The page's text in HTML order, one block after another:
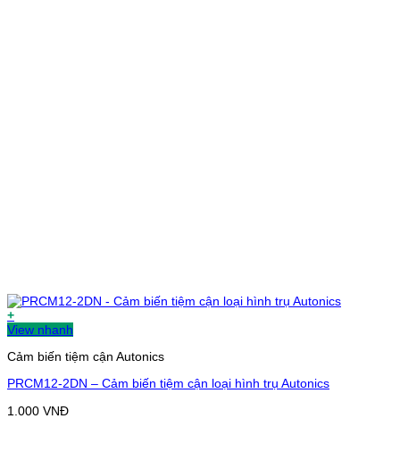
+
View nhanh
Cảm biến tiệm cận Autonics
PRCM12-2DN – Cảm biến tiệm cận loại hình trụ Autonics
1.000 VNĐ